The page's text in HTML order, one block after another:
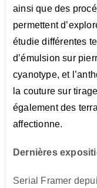
ainsi que des
permettent
étudie différentes
d’émulsion sur
cyanotype, et
la couture sur
également des
affectionne.
Dernières
Serial Framer